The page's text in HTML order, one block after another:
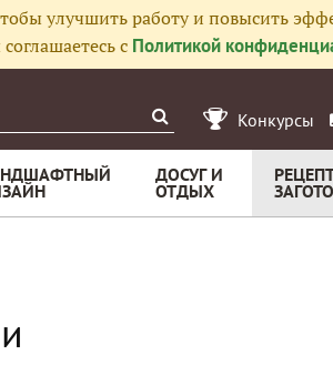
улучшить работу и повысить
с Политикой
Конкурсы
ДОСУГ И
ОТДЫХ